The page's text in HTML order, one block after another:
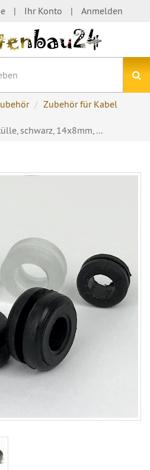
Ihr Konto Anmelden
Zubehör für Kabel
schwarz, 14x8mm, ...